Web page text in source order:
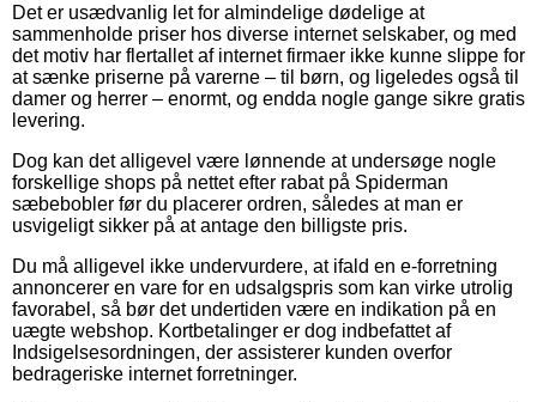
Det er usædvanlig let for almindelige dødelige at
sammenholde priser hos diverse internet selskaber, og med
det motiv har flertallet af internet firmaer ikke kunne slippe for
at sænke priserne på varerne – til børn, og ligeledes også til
damer og herrer – enormt, og endda nogle gange sikre gratis
levering.
Dog kan det alligevel være lønnende at undersøge nogle
forskellige shops på nettet efter rabat på Spiderman
sæbebobler før du placerer ordren, således at man er
usvigeligt sikker på at antage den billigste pris.
Du må alligevel ikke undervurdere, at ifald en e-forretning
annoncerer en vare for en udsalgspris som kan virke utrolig
favorabel, så bør det undertiden være en indikation på en
uægte webshop. Kortbetalinger er dog indbefattet af
Indsigelsesordningen, der assisterer kunden overfor
bedrageriske internet forretninger.